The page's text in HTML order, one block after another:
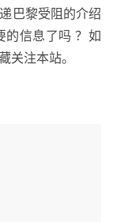
巴黎受阻的介绍
的信息了吗 ？如
关注本站。